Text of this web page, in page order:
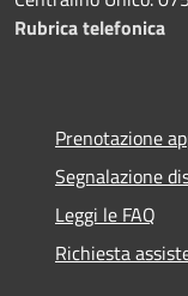
Rubrica telefonica
Prenotazione
Segnalazione
Leggi le FAQ
Richiesta